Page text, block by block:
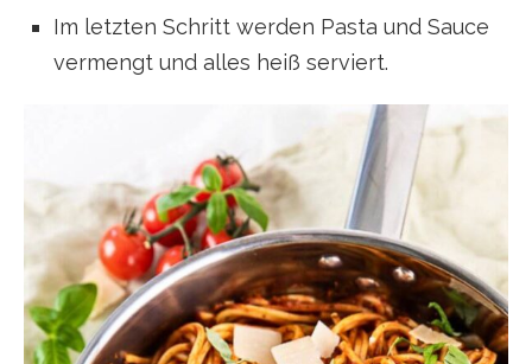
Im letzten Schritt werden Pasta und Sauce
vermengt und alles heiß serviert.